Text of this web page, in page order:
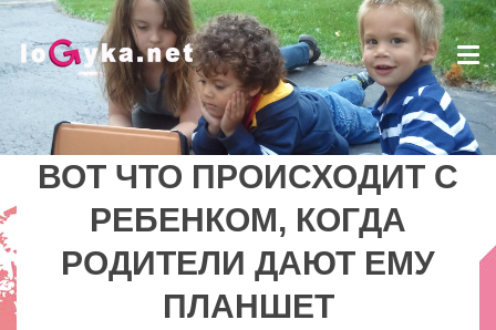
ВОТ ЧТО ПРОИСХОДИТ С
РЕБЕНКОМ, КОГДА
РОДИТЕЛИ ДАЮТ ЕМУ
ПЛАНШЕТ
ВОТ ЧТО ПРОИСХОДИТ С
РЕБЕНКОМ, КОГДА
РОДИТЕЛИ ДАЮТ ЕМУ
ПЛАНШЕТ